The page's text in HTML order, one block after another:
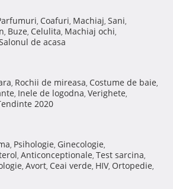
, Coafuri, Machiaj, Sani,
, Buze, Celulita, Machiaj ochi,
de acasa
, Rochii de mireasa, Costume de baie,
, Inele de logodna, Verighete,
2020
, Psihologie, Ginecologie,
, Anticonceptionale, Test sarcina,
, Avort, Ceai verde, HIV, Ortopedie,